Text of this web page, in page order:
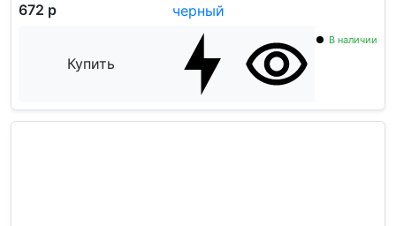
672 р
Купить
В наличии